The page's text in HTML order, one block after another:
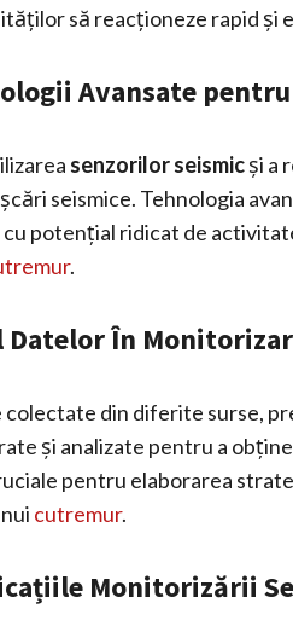
să reacționeze rapid și
Avansate
senzorilor seismicși a
seismice. Tehnologia
potențial ridicat de
.
Datelor În
colectate din diferite surse,
și analizate pentru a
pentru elaborarea
cutremur.
Monitorizării